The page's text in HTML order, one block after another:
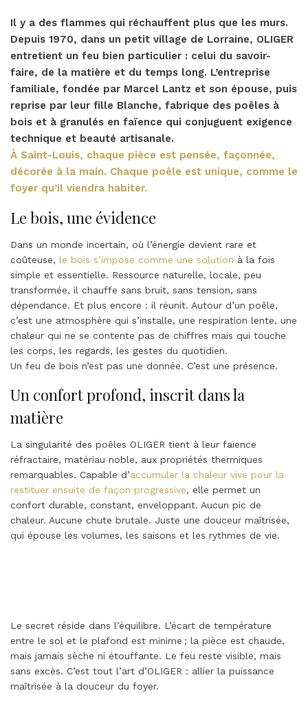
Il y a des flammes qui réchauffent plus que les murs.
Depuis 1970, dans un petit village de Lorraine, OLIGER
entretient un feu bien particulier : celui du savoir-
faire, de la matière et du temps long. L’entreprise
familiale, fondée par Marcel Lantz et son épouse, puis
reprise par leur fille Blanche, fabrique des poêles à
bois et à granulés en faïence qui conjuguent exigence
technique et beauté artisanale.
À Saint-Louis, chaque pièce est pensée, façonnée,
décorée à la main. Chaque poêle est unique, comme le
foyer qu’il viendra habiter.
Le bois, une évidence
Dans un monde incertain, où l’énergie devient rare et
coûteuse, le bois s’impose comme une solution à la fois
simple et essentielle. Ressource naturelle, locale, peu
transformée, il chauffe sans bruit, sans tension, sans
dépendance. Et plus encore : il réunit. Autour d’un poêle,
c’est une atmosphère qui s’installe, une respiration lente, une
chaleur qui ne se contente pas de chiffres mais qui touche
les corps, les regards, les gestes du quotidien.
Un feu de bois n’est pas une donnée. C’est une présence.
Un confort profond, inscrit dans la
matière
La singularité des poêles OLIGER tient à leur faïence
réfractaire, matériau noble, aux propriétés thermiques
remarquables. Capable d’accumuler la chaleur vive pour la
restituer ensuite de façon progressive, elle permet un
confort durable, constant, enveloppant. Aucun pic de
chaleur. Aucune chute brutale. Juste une douceur maîtrisée,
qui épouse les volumes, les saisons et les rythmes de vie.
Le secret réside dans l’équilibre. L’écart de température
entre le sol et le plafond est minime ; la pièce est chaude,
mais jamais sèche ni étouffante. Le feu reste visible, mais
sans excès. C’est tout l’art d’OLIGER : allier la puissance
maîtrisée à la douceur du foyer.